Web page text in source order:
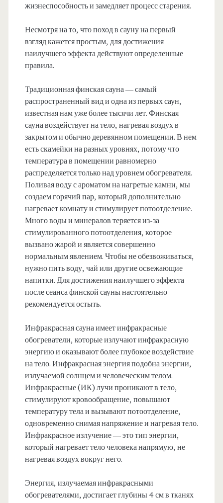
жизнеспособность и замедляет процесс старения.
Несмотря на то, что поход в сауну на первый
взгляд кажется простым, для достижения
наилучшего эффекта действуют определенные
правила.
Традиционная финская сауна — самый
распространенный вид и одна из первых саун,
известная нам уже более тысячи лет. Финская
сауна воздействует на тело, нагревая воздух в
закрытом и обычно деревянном помещении. В нем
есть скамейки на разных уровнях, потому что
температура в помещении равномерно
распределяется только над уровнем обогревателя.
Поливая воду с ароматом на нагретые камни, мы
создаем горячий пар, который дополнительно
нагревает комнату и стимулирует потоотделение.
Много воды и минералов теряется из-за
стимулированного потоотделения, которое
вызвано жарой и является совершенно
нормальным явлением. Чтобы не обезвоживаться,
нужно пить воду, чай или другие освежающие
напитки. Для достижения наилучшего эффекта
после сеанса финской сауны настоятельно
рекомендуется остыть.
Инфракрасная сауна имеет инфракрасные
обогреватели, которые излучают инфракрасную
энергию и оказывают более глубокое воздействие
на тело. Инфракрасная энергия подобна энергии,
излучаемой солнцем и человеческим телом.
Инфракрасные (ИК) лучи проникают в тело,
стимулируют кровообращение, повышают
температуру тела и вызывают потоотделение,
одновременно снимая напряжение и нагревая тело.
Инфракрасное излучение — это тип энергии,
который нагревает тело человека напрямую, не
нагревая воздух вокруг него.
Энергия, излучаемая инфракрасными
обогревателями, достигает глубины 4 см в тканях